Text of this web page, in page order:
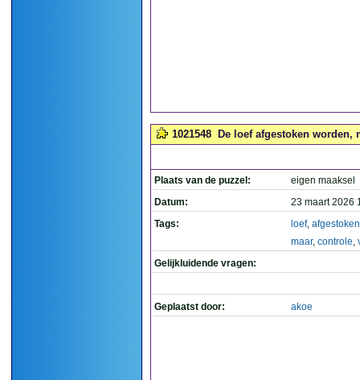
1021548 De loef afgestoken worden,
Plaats van de puzzel:
eigen maaksel
Datum:
23 maart 2026
Tags:
loef, afgestoken
maar, controle,
Gelijkluidende vragen:
Geplaatst door: akoe